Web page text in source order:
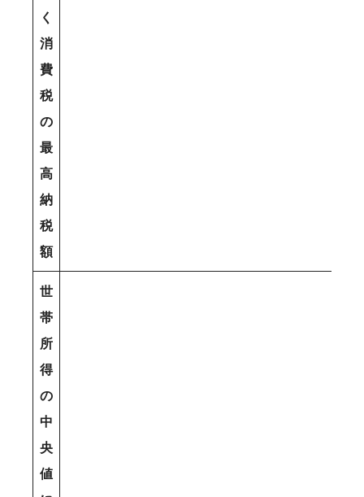
く
消
費
税
の
最
高
納
税
額
世
帯
所
得
の
中
央
値